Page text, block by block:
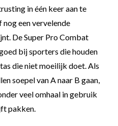
in één keer aan te
een vervelende
De Super Pro Combat
bij sporters die houden
die niet moeilijk doet. Als
soepel van A naar B gaan,
veel omhaal in gebruik
pakken.